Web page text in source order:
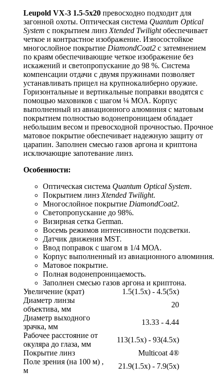
Leupold VX-3 1.5-5x20 превосходно подходит для
загонной охоты. Оптическая система Quantum Optical
System с покрытием линз Xtended Twilightобеспечивает
четкое и контрастное изображение. Износостойкое
многослойное покрытие DiamondCoat2 с затемнением
по краям обеспечивающие четкое изображение без
искажений и светопропускание до 98 %. Система
компенсации отдачи с двумя пружинами позволяет
устанавливать прицел на крупнокалиберно оружие.
Горизонтальные и вертикальные поправки вводятся с
помощью маховиков с шагом ¼ МОА. Корпус
выполненный из авиационного алюминия с матовым
покрытием полностью водонепроницаем обладает
небольшим весом и превосходной прочностью. Прочное
матовое покрытие обеспечивает надежную защиту от
царапин. Заполнен смесью газов аргона и криптона
исключающие запотевание линз.
Особенности:
Оптическая система Quantum Optical System.
Покрытием линз Xtended Twilight.
Многослойное покрытие DiamondCoat2.
Светопропускание до 98%.
Визирная сетка German.
Восемь режимов интенсивности подсветки.
Датчик движения MST.
Ввод поправок с шагом в 1/4 МОА.
Корпус выполненный из авиационного алюминия.
Матовое покрытие.
Полная водонепроницаемость.
Заполнен смесью газов аргона и криптона.
Увеличение (крат)
1.5(1.5x) - 4.5(5x)
Диаметр линзы
объектива, мм
20
Диаметр выходного
зрачка, мм
13.33 - 4.44
Рабочее расстояние от
окуляра до глаза, мм
113(1.5x) - 93(4.5x)
Покрытие линз
Multicoat 4®
Поле зрения (на 100 м) ,
м
21.9(1.5x) - 7.9(5x)